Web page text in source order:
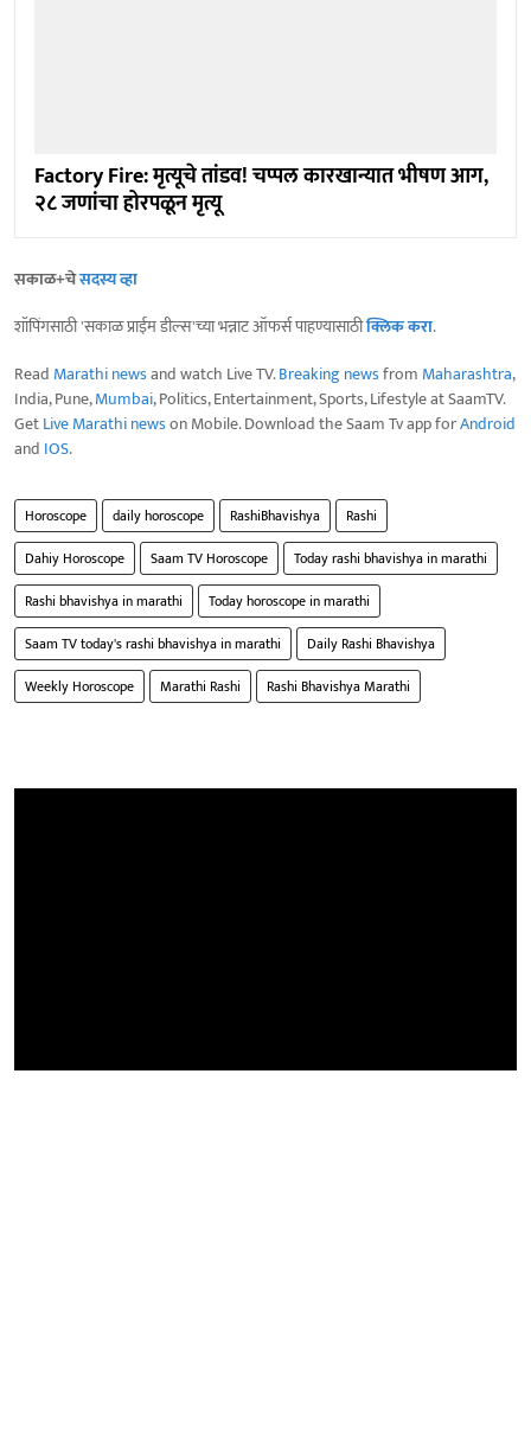
Factory Fire: मृत्यूचे तांडव! चप्पल कारखान्यात भीषण आग,
२८ जणांचा होरपळून मृत्यू
सकाळ+चेसदस्य व्हा
शॉपिंगसाठी 'सकाळ प्राईम डील्स'च्या भन्नाट ऑफर्स पाहण्यासाठीक्लिक करा.
Read Marathi newsand watch Live TV.Breaking newsfrom Maharashtra,
India, Pune,Mumbai, Politics, Entertainment, Sports, Lifestyle at SaamTV.
GetLive Marathi newson Mobile. Download the Saam Tv app forAndroid
and IOS.
Horoscope daily horoscope RashiBhavishya
Rashi
Dahiy Horoscope
Saam TV Horoscope
Today rashi bhavishya in marathi
Rashi bhavishya in marathi
Today horoscope in marathi
Saam TV today's rashi bhavishya in marathi
Daily Rashi Bhavishya
Weekly Horoscope
Marathi Rashi Rashi Bhavishya Marathi